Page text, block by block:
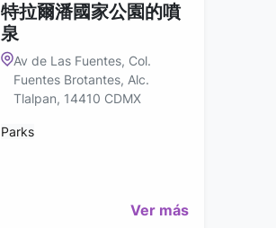
特拉爾潘國家公園的噴
泉
Av de Las Fuentes, Col.
Fuentes Brotantes, Alc.
Tlalpan, 14410 CDMX
Parks
Ver más